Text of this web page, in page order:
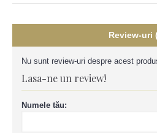
Review-uri
Nu sunt review-uri despre acest
Lasa-ne un review!
Numele tău: